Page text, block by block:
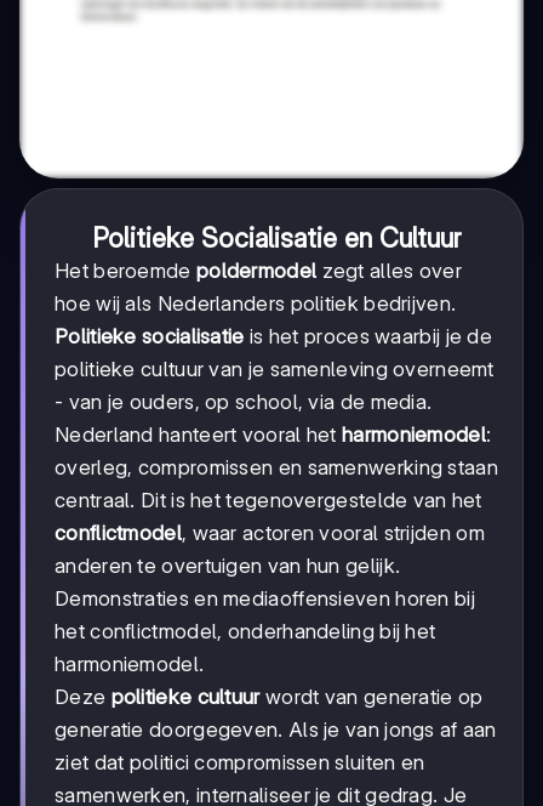
Politieke Socialisatie en Cultuur
Het beroemde poldermodel zegt alles over
hoe wij als Nederlanders politiek bedrijven.
Politieke socialisatie is het proces waarbij je de
politieke cultuur van je samenleving overneemt
- van je ouders, op school, via de media.
Nederland hanteert vooral het harmoniemodel:
overleg, compromissen en samenwerking staan
centraal. Dit is het tegenovergestelde van het
conflictmodel, waar actoren vooral strijden om
anderen te overtuigen van hun gelijk.
Demonstraties en mediaoffensieven horen bij
het conflictmodel, onderhandeling bij het
harmoniemodel.
Deze politieke cultuurwordt van generatie op
generatie doorgegeven. Als je van jongs af aan
ziet dat politici compromissen sluiten en
samenwerken, internaliseer je dit gedrag. Je